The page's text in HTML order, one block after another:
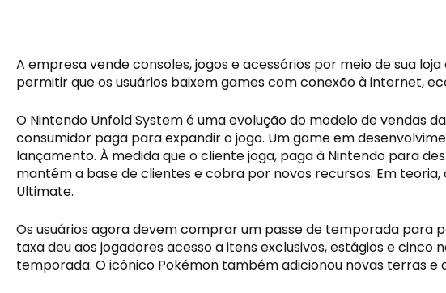
A empresa vende consoles, jogos e acessórios por meio de sua
permitir que os usuários baixem games com conexão à internet,
O Nintendo Unfold System é uma evolução do modelo de vendas
consumidor paga para expandir o jogo. Um game em
lançamento. À medida que o cliente joga, paga à Nintendo para
mantém a base de clientes e cobra por novos recursos. Em
Ultimate.
Os usuários agora devem comprar um passe de temporada para
taxa deu aos jogadores acesso a itens exclusivos, estágios e
temporada. O icônico Pokémon também adicionou novas terras e